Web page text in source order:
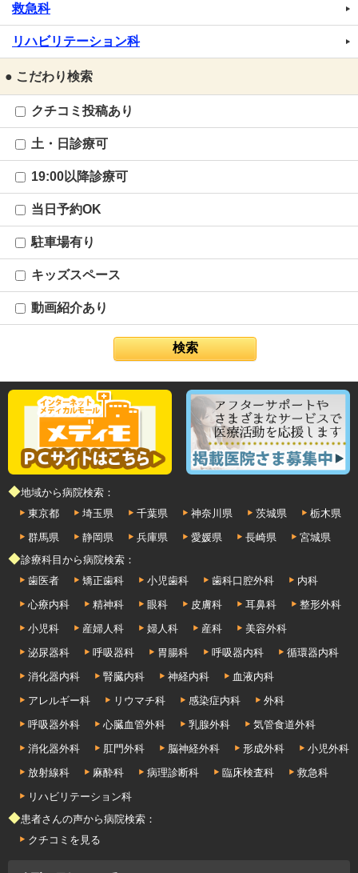
救急科
リハビリテーション科
● こだわり検索
クチコミ投稿あり
土・日診療可
19:00以降診療可
当日予約OK
駐車場有り
キッズスペース
動画紹介あり
◆地域から病院検索：
東京都
埼玉県 千葉県 神奈川県 茨城県
栃木県
群馬県
静岡県 兵庫県 愛媛県 長崎県
宮城県
◆診療科目から病院検索：
歯医者
矯正歯科 小児歯科 歯科口腔外科
内科
心療内科
精神科 眼科 皮膚科 耳鼻科
整形外科
小児科
産婦人科 婦人科 産科
美容外科
泌尿器科
呼吸器科 胃腸科 呼吸器内科
循環器内科
消化器内科
腎臓内科 神経内科
血液内科
アレルギー科
リウマチ科 感染症内科
外科
呼吸器外科
心臓血管外科 乳腺外科
気管食道外科
消化器外科
肛門外科 脳神経外科 形成外科
小児外科
放射線科
麻酔科 病理診断科 臨床検査科
救急科
リハビリテーション科
◆患者さんの声から病院検索：
クチコミを見る